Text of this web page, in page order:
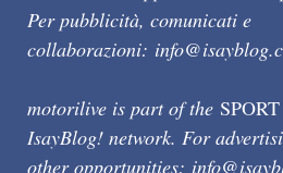
Per pubblicità, comunicati e
collaborazioni:
motorilive is part of the
IsayBlog! network. For
other opportunities: